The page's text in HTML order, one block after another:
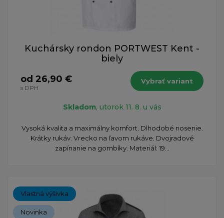
Kuchársky rondon PORTWEST Kent -
biely
od 26,90 €
s DPH
Vybrať variant
Skladom, utorok 11. 8. u vás
Vysoká kvalita a maximálny komfort. Dlhodobé nosenie.
Krátky rukáv. Vrecko na ľavom rukáve. Dvojradové
zapínanie na gombíky. Materiál: 19...
Vlastná výšivka
Novinka